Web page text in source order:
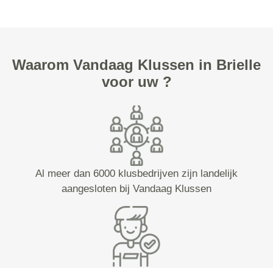
Waarom Vandaag Klussen in Brielle
voor uw ?
Al meer dan 6000 klusbedrijven zijn landelijk
aangesloten bij Vandaag Klussen